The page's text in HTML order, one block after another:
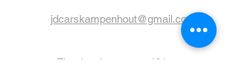
jdcarskampenhout@gmail.com
Tiendeschuurstraat 181